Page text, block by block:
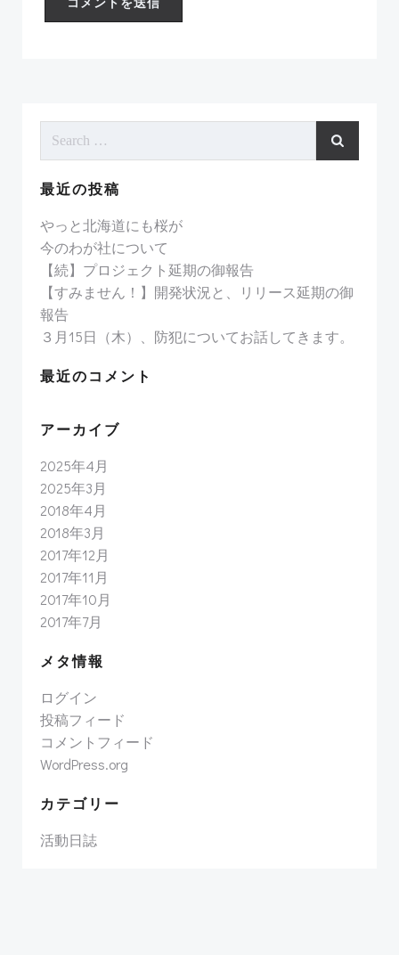
Search
最近の投稿
やっと北海道にも桜が
今のわが社について
【続】プロジェクト延期の御報告
【すみません！】開発状況と、リリース延期の御
報告
３月15日（木）、防犯についてお話してきます。
最近のコメント
アーカイブ
2025年4月
2025年3月
2018年4月
2018年3月
2017年12月
2017年11月
2017年10月
2017年7月
メタ情報
ログイン
投稿フィード
コメントフィード
WordPress.org
カテゴリー
活動日誌